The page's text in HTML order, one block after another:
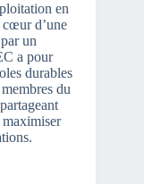
en
d’une
un
a pour
durables
du
maximiser